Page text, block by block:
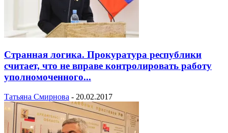
Странная логика. Прокуратура республики
считает, что не вправе контролировать работу
уполномоченного...
Татьяна Смирнова - 20.02.2017